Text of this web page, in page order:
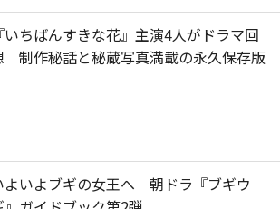
いちばんすきな花』主演4人がドラマ回
制作秘話と秘蔵写真満載の永久保存版
よいよブギの女王へ 朝ドラ『ブギウ